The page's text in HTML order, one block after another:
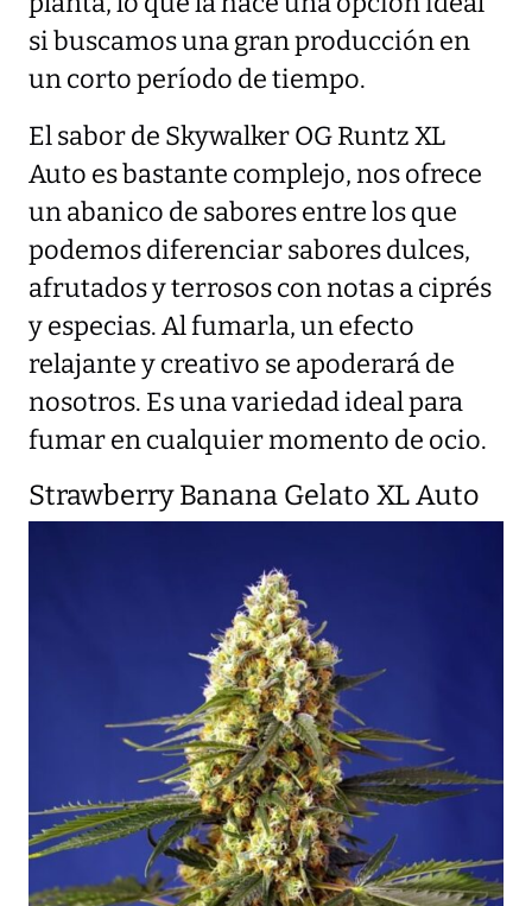
si buscamos una gran producción en
un corto período de tiempo.
El sabor de Skywalker OG Runtz XL
Auto es bastante complejo, nos ofrece
un abanico de sabores entre los que
podemos diferenciar sabores dulces,
afrutados y terrosos con notas a ciprés
y especias. Al fumarla, un efecto
relajante y creativo se apoderará de
nosotros. Es una variedad ideal para
fumar en cualquier momento de ocio.
Strawberry Banana Gelato XL Auto